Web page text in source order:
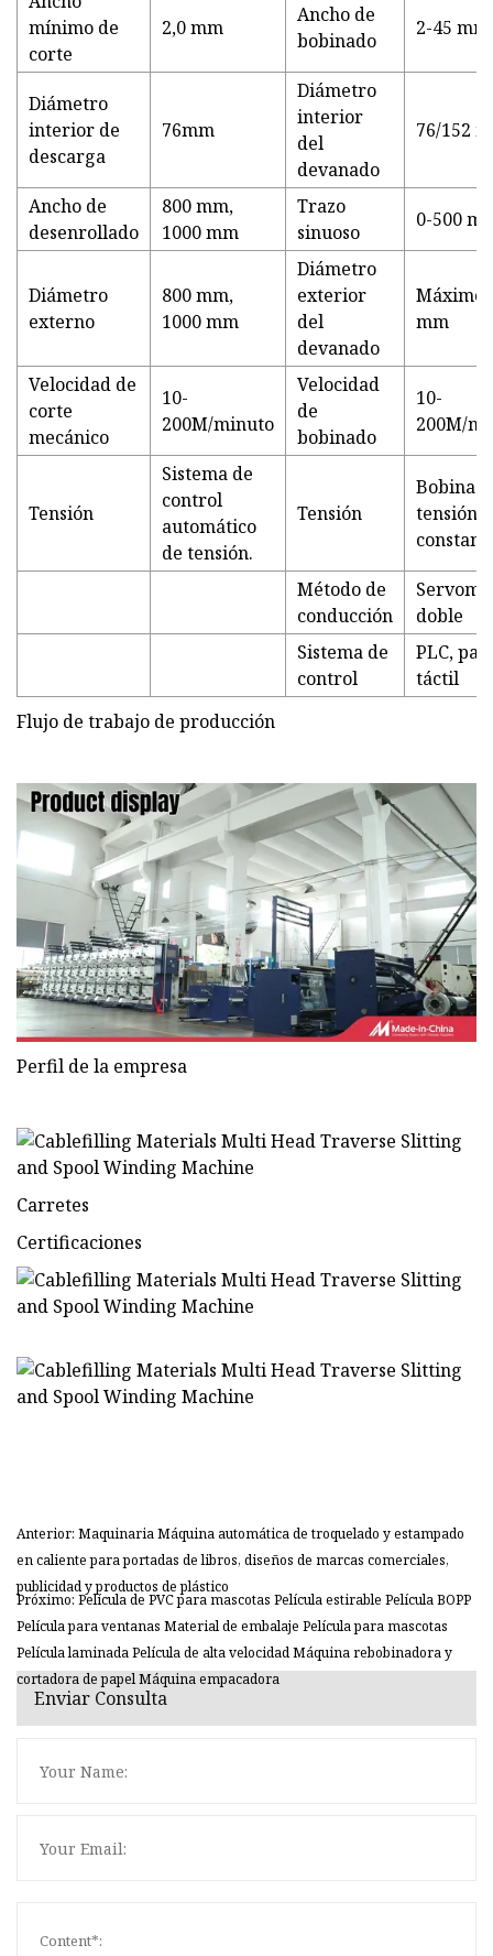
mínimo de
corte
2,0 mm
Ancho de
bobinado
2-45 mm
Diámetro
interior de
descarga
76mm
Diámetro
interior
del
devanado
76/152
Ancho de
desenrollado
800 mm,
1000 mm
Trazo
sinuoso
0-500
Diámetro
externo
800 mm,
1000 mm
Diámetro
exterior
del
devanado
Máximo
mm
Velocidad de
corte
mecánico
10-
200M/minuto
Velocidad
de
bobinado
10-
200M/
Tensión
Sistema de
control
automático
de tensión.
Tensión
tensión
Método de
conducción
doble
Sistema de
control
PLC,
táctil
Flujo de trabajo de producción
Perfil de la empresa
Carretes
Certificaciones
Anterior: Maquinaria Máquina automática de troquelado y estampado
en caliente para portadas de libros, diseños de marcas comerciales,
publicidad y productos de plástico
Próximo: Película de PVC para mascotas Película estirable Película BOPP
Película para ventanas Material de embalaje Película para mascotas
Película laminada Película de alta velocidad Máquina rebobinadora y
cortadora de papel Máquina empacadora
Enviar Consulta